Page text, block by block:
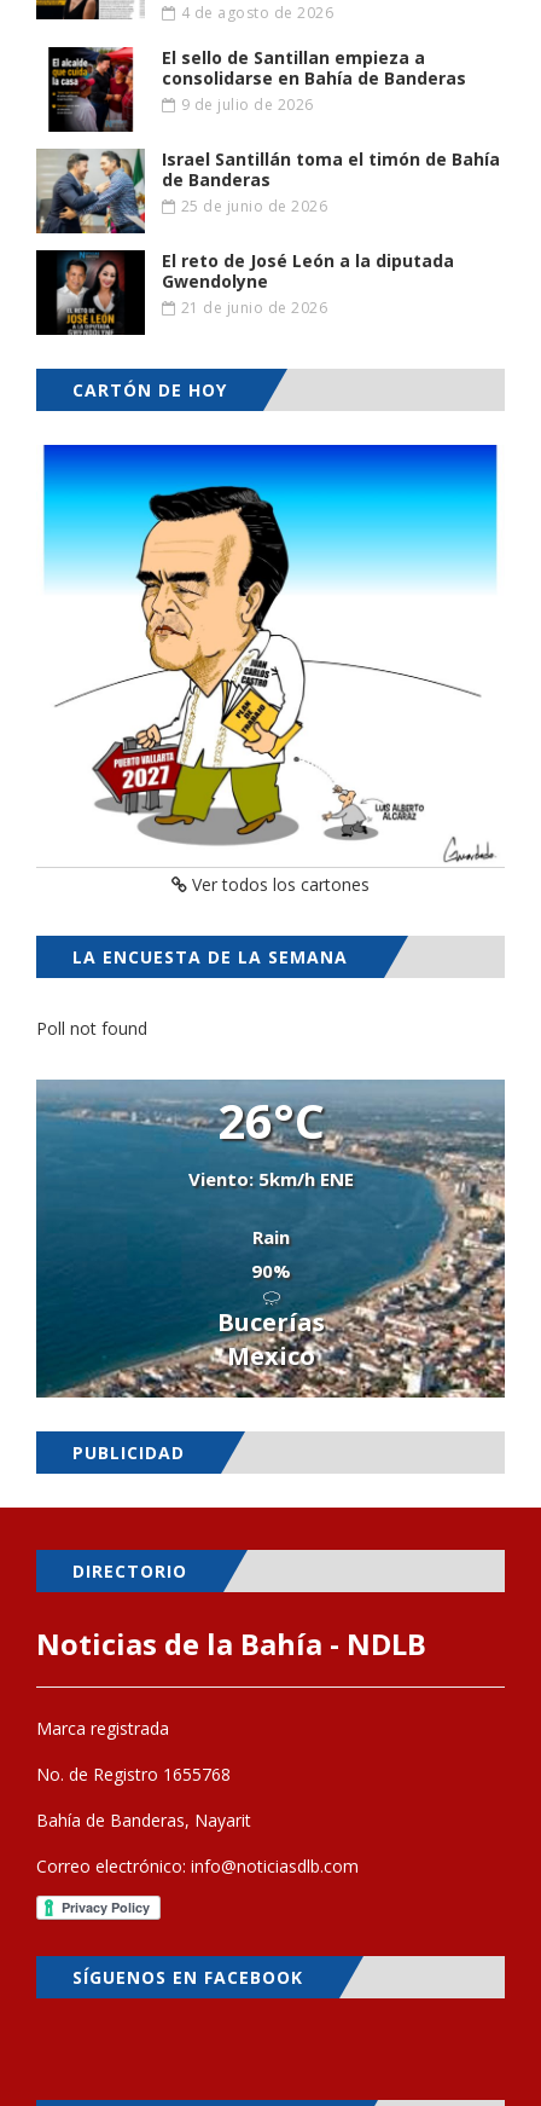
4 de agosto de 2026
El sello de Santillan empieza a
consolidarse en Bahía de Banderas
9 de julio de 2026
Israel Santillán toma el timón de Bahía
de Banderas
25 de junio de 2026
El reto de José León a la diputada
Gwendolyne
21 de junio de 2026
CARTÓN DE HOY
Ver todos los cartones
LA ENCUESTA DE LA SEMANA
Poll not found
26°C
Viento: 5km/h ENE
Rain
90%
Bucerías
Mexico
PUBLICIDAD
DIRECTORIO
Noticias de la Bahía - NDLB
Marca registrada
No. de Registro 1655768
Bahía de Banderas, Nayarit
Correo electrónico: info@noticiasdlb.com
SÍGUENOS EN FACEBOOK